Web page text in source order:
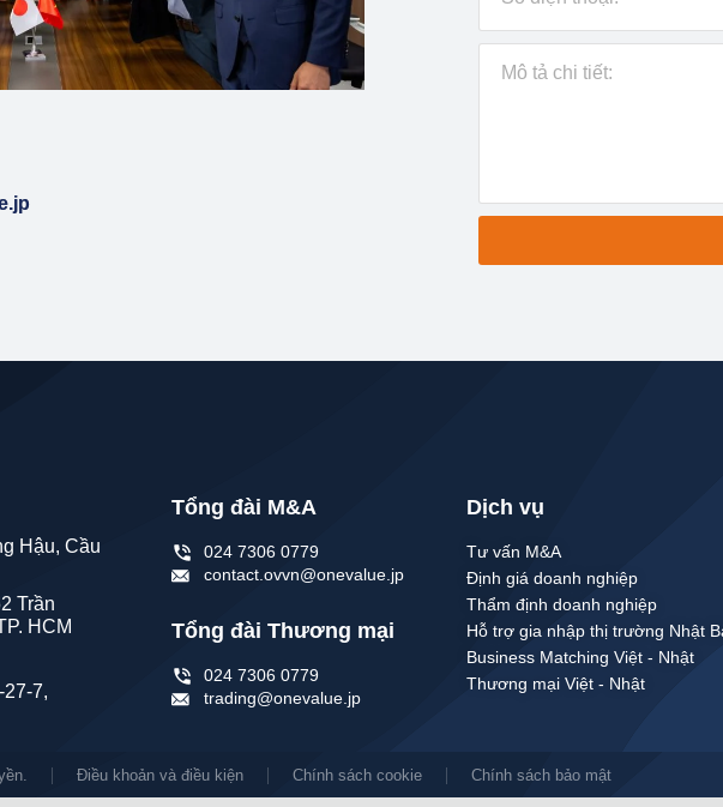
Hậu, Cầu
Trần
HCM
7,
Tổng đài M&A
024 7306 0779
contact.ovvn@onevalue.jp
Tổng đài Thương mại
024 7306 0779
trading@onevalue.jp
Dịch vụ
Tư vấn M&A
Định giá doanh nghiệp
Thẩm định doanh nghiệp
Hỗ trợ gia nhập thị trường Nhật
Business Matching Việt - Nhật
Thương mại Việt - Nhật
Điều khoản và điều kiện Chính sách cookie Chính sách bảo mật